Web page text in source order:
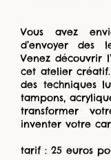
Vous avez
d’envoyer des
Venez découvrir
cet atelier
des techniques
tampons,
transformer
inventer votre
tarif : 25 euros